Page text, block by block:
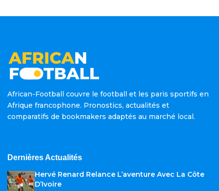
African-Football couvre le football et les paris sportifs en
Afrique francophone. Pronostics, actualités et
comparatifs de bookmakers adaptés au marché local.
Dernières Actualités
Hervé Renard Relance L’aventure Avec La Côte
D’Ivoire